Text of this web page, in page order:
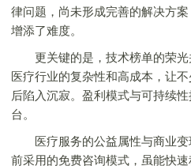
律问题，尚未形成完善的解决方
增添了难度。
更关键的是，技术榜单的荣光
医疗行业的复杂性和高成本，让
后陷入沉寂。盈利模式与可持续
台。
医疗服务的公益属性与商业变
前采用的免费咨询模式，虽能快